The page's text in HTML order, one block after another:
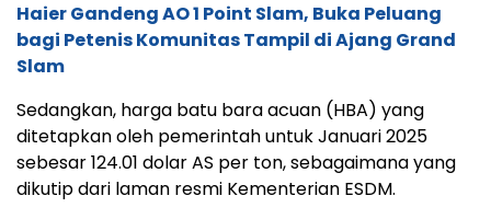
Haier Gandeng AO 1 Point Slam, Buka Peluang
bagi Petenis Komunitas Tampil di Ajang Grand
Slam
Sedangkan, harga batu bara acuan (HBA) yang
ditetapkan oleh pemerintah untuk Januari 2025
sebesar 124.01 dolar AS per ton, sebagaimana yang
dikutip dari laman resmi Kementerian ESDM.